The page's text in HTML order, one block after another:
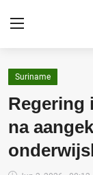
Home
Suriname
Buitenland
Suriname
Regering
na